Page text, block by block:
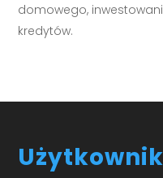
domowego,
kredytów.